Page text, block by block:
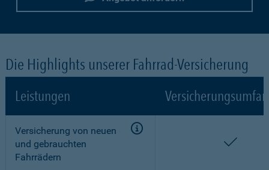
Die Highlights unserer Fahrrad-Versicherung
Leistungen
Versicherung von neuen
und gebrauchten
Fahrrädern